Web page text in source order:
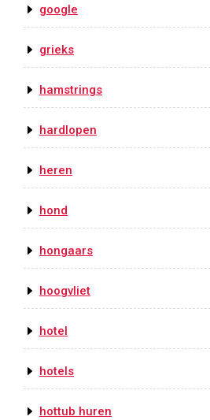
google
grieks
hamstrings
hardlopen
heren
hond
hongaars
hoogvliet
hotel
hotels
hottub huren